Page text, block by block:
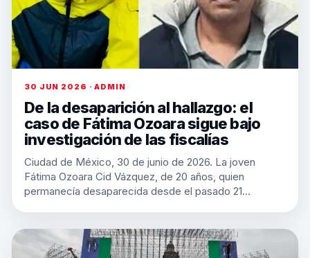
30 JUN 2026 · ADMIN
De la desaparición al hallazgo: el
caso de Fátima Ozoara sigue bajo
investigación de las fiscalías
Ciudad de México, 30 de junio de 2026. La joven
Fátima Ozoara Cid Vázquez, de 20 años, quien
permanecía desaparecida desde el pasado 21…